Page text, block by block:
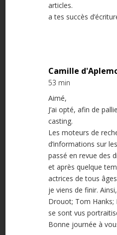
articles.
a tes succès
Camille
53 min
Aimé,
J’ai opté, afin de
casting.
Les moteurs de
d’informations sur
passé en revue des
et après quelque
actrices de tous
je viens de finir.
Drouot; Tom Hanks;
se sont vus
Bonne journée à